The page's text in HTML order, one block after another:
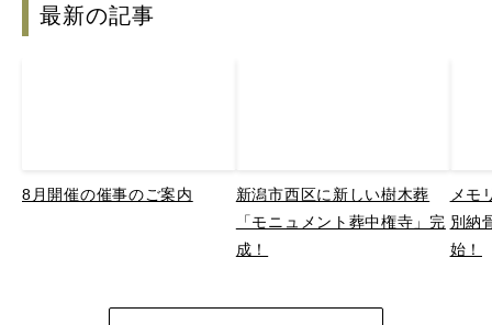
最新の記事
8月開催の催事のご案内
新潟市西区に新しい樹木葬
「モニュメント葬中権寺」完
成！
メモ
別納
始！